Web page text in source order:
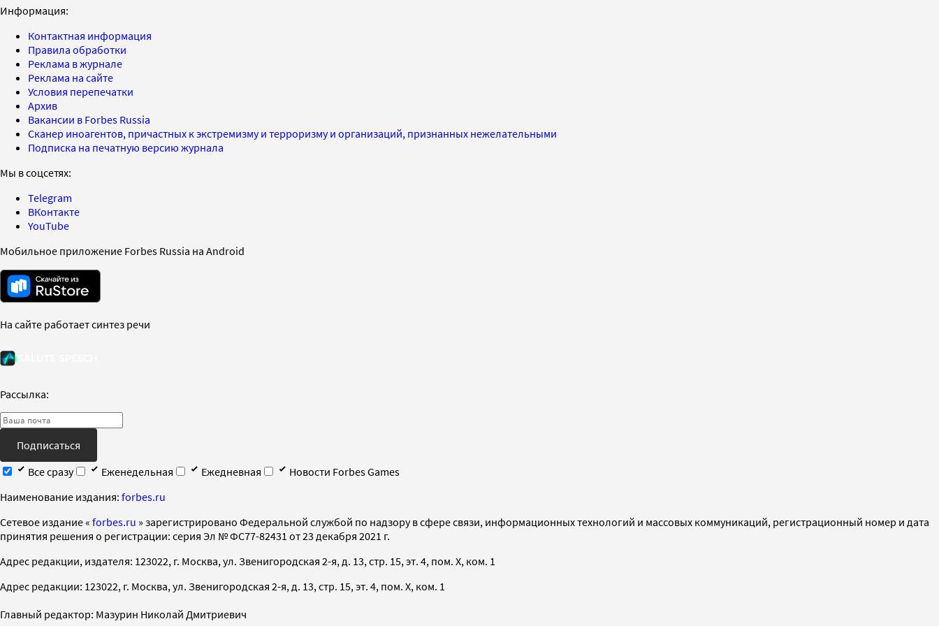
Информация:
Контактная информация
Правила обработки
Реклама в журнале
Реклама на сайте
Условия перепечатки
Архив
Вакансии в Forbes Russia
Сканер иноагентов, причастных к экстремизму и терроризму и организаций, признанных нежелательными
Подписка на печатную версию журнала
Мы в соцсетях:
Telegram
ВКонтакте
YouTube
Мобильное приложение Forbes Russia на Android
На сайте работает синтез речи
Рассылка:
Подписаться
Все сразу
Еженедельная Ежедневная
Новости Forbes Games
Наименование издания: forbes.ru
Cетевое издание « forbes.ru » зарегистрировано Федеральной службой по надзору в сфере связи, информационных технологий и массовых коммуникаций, регистрационный номер и дата
принятия решения о регистрации: серия Эл № ФС77-82431 от 23 декабря 2021 г.
Адрес редакции, издателя: 123022, г. Москва, ул. Звенигородская 2-я, д. 13, стр. 15, эт. 4, пом. X, ком. 1
Адрес редакции: 123022, г. Москва, ул. Звенигородская 2-я, д. 13, стр. 15, эт. 4, пом. X, ком. 1
Главный редактор: Мазурин Николай Дмитриевич